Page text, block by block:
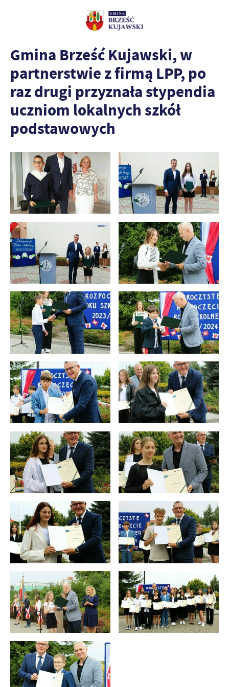
Gmina Brześć Kujawski, w
partnerstwie z firmą LPP, po
raz drugi przyznała stypendia
uczniom lokalnych szkół
podstawowych